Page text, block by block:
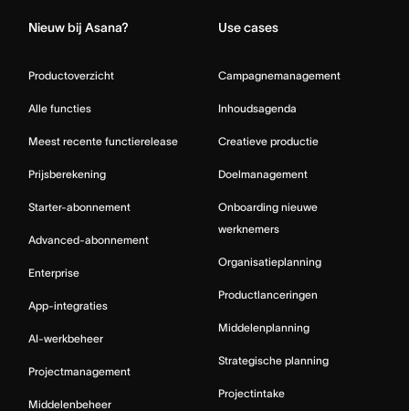
Nieuw bij Asana?
Productoverzicht
Alle functies
Meest recente functierelease
Prijsberekening
Starter-abonnement
Advanced-abonnement
Enterprise
App-integraties
AI-werkbeheer
Projectmanagement
Middelenbeheer
Use cases
Campagnemanagement
Inhoudsagenda
Creatieve productie
Doelmanagement
Onboarding nieuwe
werknemers
Organisatieplanning
Productlanceringen
Middelenplanning
Strategische planning
Projectintake